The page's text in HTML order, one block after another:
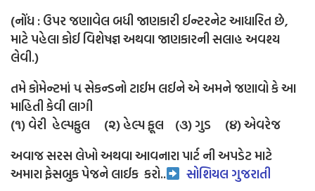
(નોંધ : ઉપર જણાવેલ બધી જાણકારી ઈન્ટરનેટ આધારિત છે,
માટે પહેલા કોઈ વિશેષજ્ઞ અથવા જાણકારની સલાહ અવશ્ય
લેવી.)
તમે કોમેન્ટમાં ૫ સેકન્ડનો ટાઈમ લઈને એ અમને જણાવો કે આ
માહિતી કેવી લાગી
(૧) વેરી હેલ્પફુલ (૨) હેલ્પ ફૂલ (૩) ગુડ (૪) એવરેજ
અવાજ સરસ લેખો અથવા આવનારા પાર્ટ ની અપડેટ માટે
અમારા ફેસબુક પેજને લાઈક કરો.. સોશિયલ ગુજરાતી